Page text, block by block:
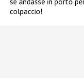
colpaccio!